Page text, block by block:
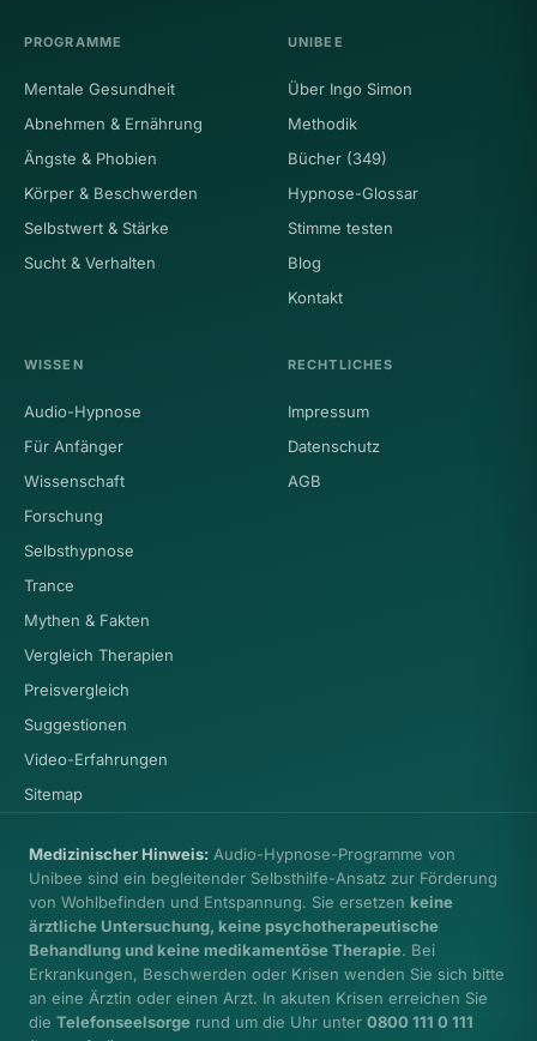
PROGRAMME
Mentale Gesundheit
Abnehmen & Ernährung
Ängste & Phobien
Körper & Beschwerden
Selbstwert & Stärke
Sucht & Verhalten
UNIBEE
Über Ingo Simon
Methodik
Bücher (349)
Hypnose-Glossar
Stimme testen
Blog
Kontakt
WISSEN
Audio-Hypnose
Für Anfänger
Wissenschaft
Forschung
Selbsthypnose
Trance
Mythen & Fakten
Vergleich Therapien
Preisvergleich
Suggestionen
Video-Erfahrungen
Sitemap
RECHTLICHES
Impressum
Datenschutz
AGB
Medizinischer Hinweis: Audio-Hypnose-Programme von
Unibee sind ein begleitender Selbsthilfe-Ansatz zur Förderung
von Wohlbefinden und Entspannung. Sie ersetzen keine
ärztliche Untersuchung, keine psychotherapeutische
Behandlung und keine medikamentöse Therapie. Bei
Erkrankungen, Beschwerden oder Krisen wenden Sie sich bitte
an eine Ärztin oder einen Arzt. In akuten Krisen erreichen Sie
die Telefonseelsorge rund um die Uhr unter 0800 111 0 111